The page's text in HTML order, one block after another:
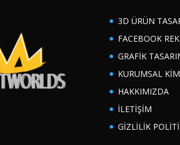
3D ÜRÜN
FACEBOOK
GRAFİK
KURUMSAL
HAKKIMIZDA
İLETİŞİM
GİZLİLİK